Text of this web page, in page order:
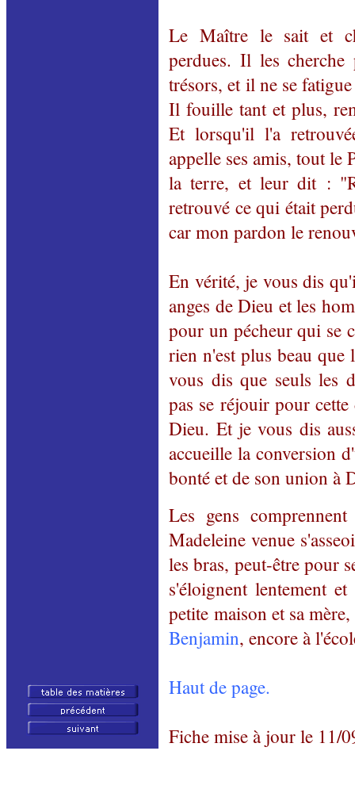
Le Maître le sait et
perdues. Il les cherche
trésors, et il ne se
Il fouille tant et plus,
Et lorsqu'il l'a
appelle ses amis, tout le
la terre, et leur dit :
retrouvé ce qui était
car mon pardon le
En vérité, je vous dis
anges de Dieu et les
pour un pécheur qui se
rien n'est plus beau que
vous dis que seuls les
pas se réjouir pour
Dieu. Et je vous dis
accueille la conversion
bonté et de son union à
Les gens
Madeleine venue
les bras, peut-être pour
s'éloignent lentement
petite maison et sa
Benjamin, encore à
Haut de page.
Fiche mise à jour le 11/